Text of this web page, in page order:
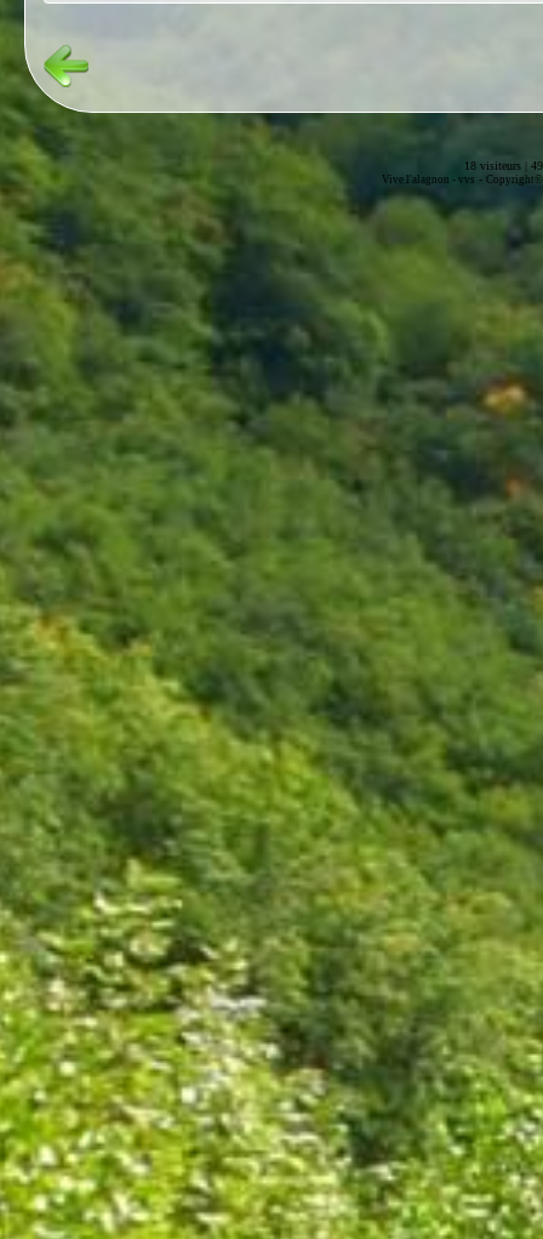
18 visiteurs |
Vive l'alagnon - vvs - Copyright©